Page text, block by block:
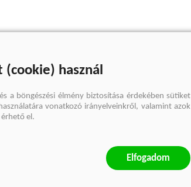
(cookie) használ
a böngészési élmény biztosítása érdekében sütiket
vonatkozó irányelveinkről, valamint azok
érhető el.
Elfogadom